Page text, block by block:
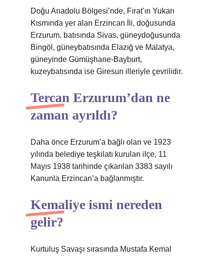
Doğu Anadolu Bölgesi’nde, Fırat’ın Yukarı
Kısmında yer alan Erzincan İli, doğusunda
Erzurum, batısında Sivas, güneydoğusunda
Bingöl, güneybatısında Elazığ ve Malatya,
güneyinde Gümüşhane-Bayburt,
kuzeybatısında ise Giresun illeriyle çevrilidir.
Tercan Erzurum’dan ne
zaman ayrıldı?
Daha önce Erzurum’a bağlı olan ve 1923
yılında belediye teşkilatı kurulan ilçe, 11
Mayıs 1938 tarihinde çıkarılan 3383 sayılı
Kanunla Erzincan’a bağlanmıştır.
Kemaliye ismi nereden
gelir?
Kurtuluş Savaşı sırasında Mustafa Kemal